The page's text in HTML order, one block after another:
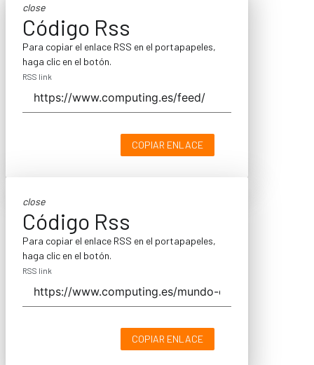
close
Código Rss
Para copiar el enlace RSS en el portapapeles,
haga clic en el botón.
RSS link
COPIAR ENLACE
close
Código Rss
Para copiar el enlace RSS en el portapapeles,
haga clic en el botón.
RSS link
COPIAR ENLACE